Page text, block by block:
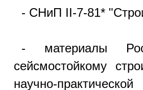
- СНиП II-7-81*
- материалы
сейсмостойкому
научно-